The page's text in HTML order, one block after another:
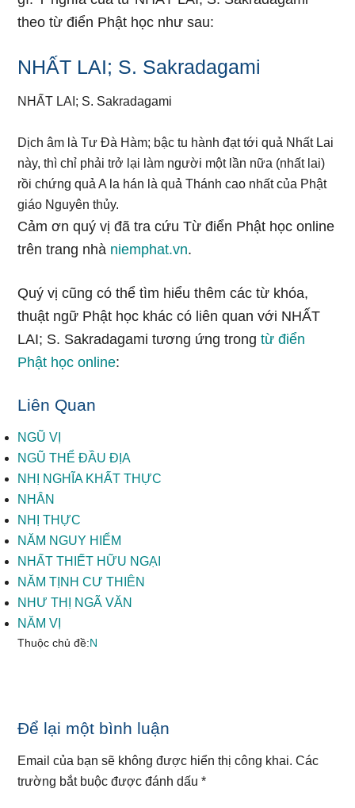
theo từ điển Phật học như sau:
NHẤT LAI; S. Sakradagami
NHẤT LAI; S. Sakradagami
Dịch âm là Tư Đà Hàm; bậc tu hành đạt tới quả Nhất Lai
này, thì chỉ phải trở lại làm người một lần nữa (nhất lai)
rồi chứng quả A la hán là quả Thánh cao nhất của Phật
giáo Nguyên thủy.
Cảm ơn quý vị đã tra cứu Từ điển Phật học online
trên trang nhà niemphat.vn.
Quý vị cũng có thể tìm hiểu thêm các từ khóa,
thuật ngữ Phật học khác có liên quan với NHẤT
LAI; S. Sakradagami tương ứng trongtừ điển
Phật học online:
Liên Quan
NGŨ VỊ
NGŨ THỂ ĐẦU ĐỊA
NHỊ NGHĨA KHẤT THỰC
NHÂN
NHỊ THỰC
NĂM NGUY HIỂM
NHẤT THIẾT HỮU NGẠI
NĂM TỊNH CƯ THIÊN
NHƯ THỊ NGÃ VĂN
NĂM VỊ
Thuộc chủ đề:N
Reader
Interactions
Để lại một bình luận
Email của bạn sẽ không được hiển thị công khai. Các
trường bắt buộc được đánh dấu*